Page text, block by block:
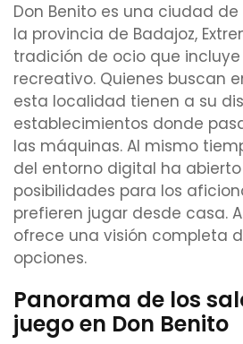
Don Benito es una ciudad
la provincia de Badajoz,
tradición de ocio que
recreativo. Quienes buscan
esta localidad tienen a su
establecimientos donde
las máquinas. Al mismo
del entorno digital ha
posibilidades para los
prefieren jugar desde casa.
ofrece una visión completa
opciones.
Panorama de los
juego en Don Benito